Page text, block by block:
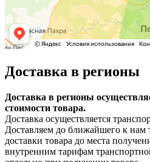
Доставка в регионы
Доставка в регионы
стоимости товара.
Доставка осуществляется
Доставляем до ближайшего к
доставки товара до места
внутренним тарифам